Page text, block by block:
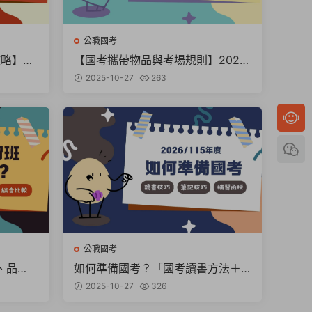
】資
公職國考
【國考攜帶物品與考場規則】2026
國考必備清單與應考策略
2025-10-27 263
品
公職國考
如何準備國考？「國考讀書方法＋
筆記技巧＋補習與函授」全解析
2025-10-27 326